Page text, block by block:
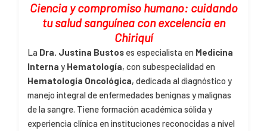
Ciencia y compromiso humano: cuidando
tu salud sanguínea con excelencia en
Chiriquí
La Dra. Justina Bustos es especialista en Medicina
Interna y Hematología, con subespecialidad en
Hematología Oncológica, dedicada al diagnóstico y
manejo integral de enfermedades benignas y malignas
de la sangre. Tiene formación académica sólida y
experiencia clínica en instituciones reconocidas a nivel